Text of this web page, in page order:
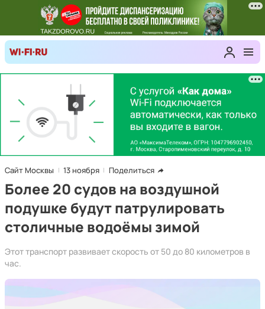
Сайт Москвы 13 ноября Поделиться
Более 20 судов на воздушной
подушке будут патрулировать
столичные водоёмы зимой
Этот транспорт развивает скорость от 50 до 80 километров в
час.